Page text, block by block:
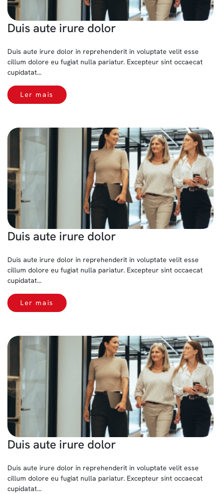
Duis aute irure dolor
Duis aute irure dolor in reprehenderit in voluptate velit esse
cillum dolore eu fugiat nulla pariatur. Excepteur sint occaecat
cupidatat...
Ler mais
Duis aute irure dolor
Duis aute irure dolor in reprehenderit in voluptate velit esse
cillum dolore eu fugiat nulla pariatur. Excepteur sint occaecat
cupidatat...
Ler mais
Duis aute irure dolor
Duis aute irure dolor in reprehenderit in voluptate velit esse
cillum dolore eu fugiat nulla pariatur. Excepteur sint occaecat
cupidatat...